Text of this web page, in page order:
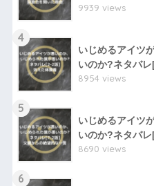
9939 views
4
いじめるアイツ
いのか?ネタバ
8954 views
5
いじめるアイツ
いのか?ネタバ
8690 views
6